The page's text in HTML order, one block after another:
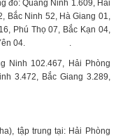
đó: Quảng Ninh 1.609, Hải
Bắc Ninh 52, Hà Giang 01,
Phú Thọ 07, Bắc Kạn 04,
Hưng Yên 04. .
Ninh 102.467, Hải Phòng
3.472, Bắc Giang 3.289,
tập trung tại: Hải Phòng